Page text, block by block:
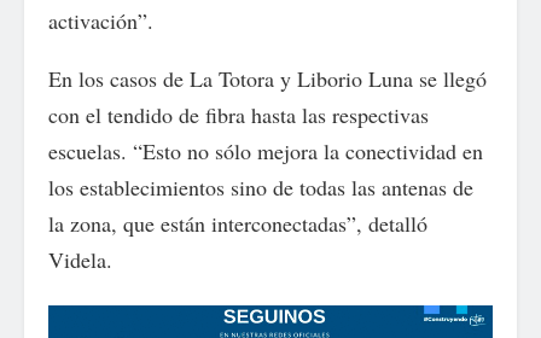
activación”.
En los casos de La Totora y Liborio Luna se llegó
con el tendido de fibra hasta las respectivas
escuelas. “Esto no sólo mejora la conectividad en
los establecimientos sino de todas las antenas de
la zona, que están interconectadas”, detalló
Videla.